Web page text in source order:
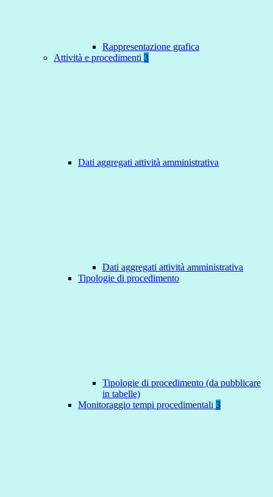
Rappresentazione grafica
Attività e procedimenti 3
Dati aggregati attività amministrativa
Dati aggregati attività amministrativa
Tipologie di procedimento
Tipologie di procedimento (da pubblicare
in tabelle)
Monitoraggio tempi procedimentali 3